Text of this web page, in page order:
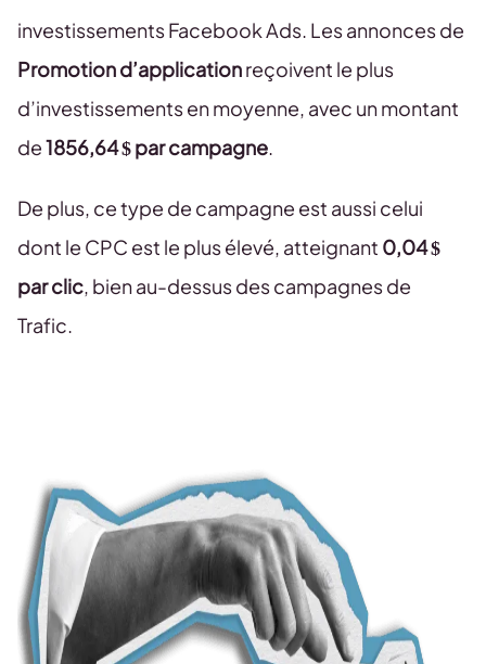
investissements Facebook Ads. Les annonces de
Promotion d’applicationreçoivent le plus
d’investissements en moyenne, avec un montant
de1856,64 $ par campagne.
De plus, ce type de campagne est aussi celui
dont le CPC est le plus élevé, atteignant 0,04 $
par clic, bien au-dessus des campagnes de
Trafic.